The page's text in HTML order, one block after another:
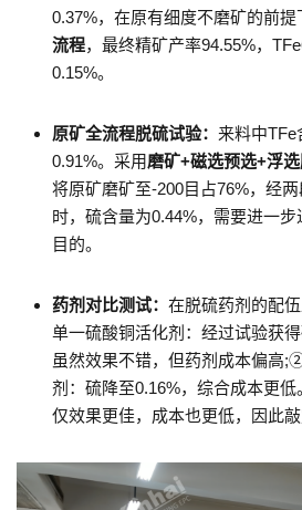
0.37%，在原有细度不磨矿的前提
流程，最终精矿产率94.55%，
0.15%。
原矿全流程脱硫试验： 来料中TFe
0.91%。采用磨矿+磁选预选+浮
将原矿磨矿至-200目占76%，经
时，硫含量为0.44%，需要进一
目的。
药剂对比测试： 在脱硫药剂的配
单一硫酸铜活化剂：经过试验获得
虽然效果不错，但药剂成本偏高
剂：硫降至0.16%，综合成本更
仅效果更佳，成本也更低，因此